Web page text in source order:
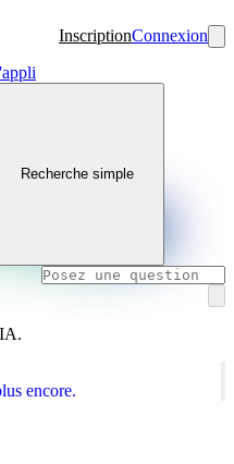
InscriptionConnexion
Recherche simple
encore.